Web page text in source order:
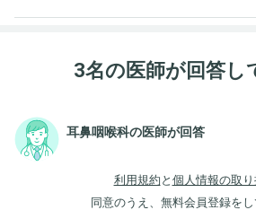
3名の医師が回答し
耳鼻咽喉科の医師が回答
利用規約 と 個人情報の取
同意のうえ、無料会員登録を